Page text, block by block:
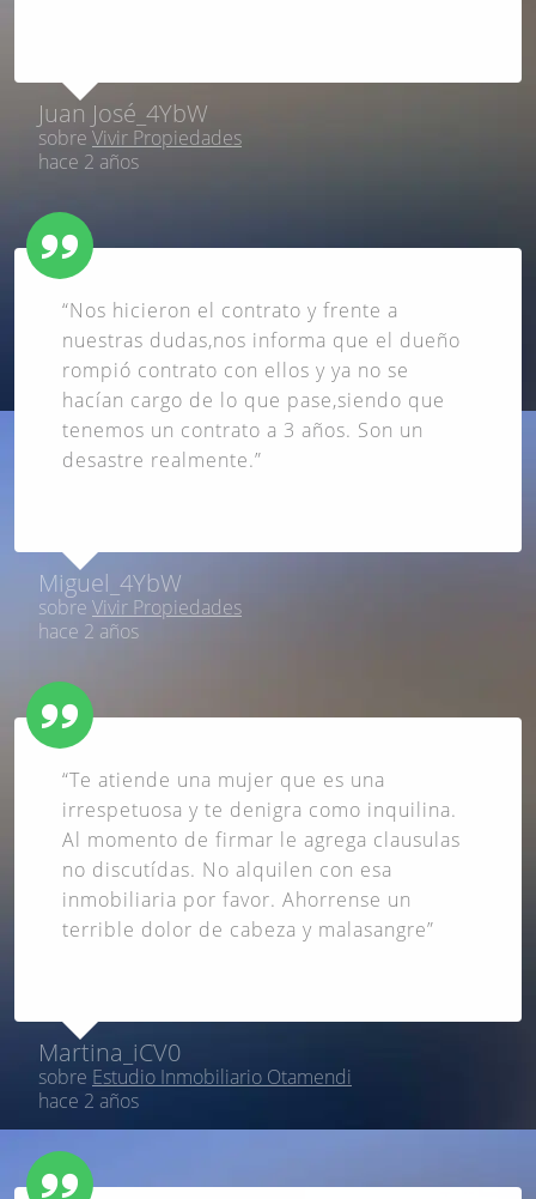
Juan José_4YbW
sobre Vivir Propiedades
hace 2 años
“Nos hicieron el contrato y frente a
nuestras dudas,nos informa que el dueño
rompió contrato con ellos y ya no se
hacían cargo de lo que pase,siendo que
tenemos un contrato a 3 años. Son un
desastre realmente.”
Miguel_4YbW
sobre Vivir Propiedades
hace 2 años
“Te atiende una mujer que es una
irrespetuosa y te denigra como inquilina.
Al momento de firmar le agrega clausulas
no discutídas. No alquilen con esa
inmobiliaria por favor. Ahorrense un
terrible dolor de cabeza y malasangre”
Martina_iCV0
sobre Estudio Inmobiliario Otamendi
hace 2 años